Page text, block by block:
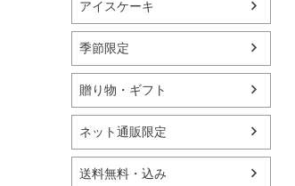
アイスケーキ
季節限定
贈り物・ギフト
ネット通販限定
送料無料・込み